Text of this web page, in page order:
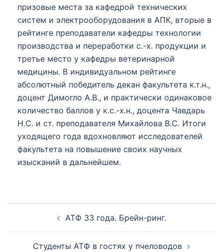
призовые места за кафедрой технических
систем и электрооборудования в АПК, вторые в
рейтинге преподаватели кафедры технологии
производства и переработки с.-х. продукции и
третье место у кафедры ветеринарной
медицины. В индивидуальном рейтинге
абсолютный победитель декан факультета к.т.н.,
доцент Димогло А.В., и практически одинаковое
количество баллов у к.с.-х.н., доцента Чавдарь
Н.С. и ст. преподавателя Михайлова В.С. Итоги
уходящего года вдохновляют исследователей
факультета на повышение своих научных
изысканий в дальнейшем.
АТФ 33 года. Брейн-ринг.
Студенты АТФ в гостях у пчеловодов